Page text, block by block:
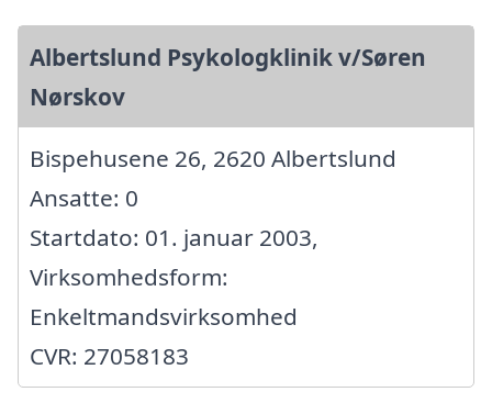
Albertslund Psykologklinik v/Søren
Nørskov
Bispehusene 26, 2620 Albertslund
Ansatte: 0
Startdato: 01. januar 2003,
Virksomhedsform:
Enkeltmandsvirksomhed
CVR: 27058183